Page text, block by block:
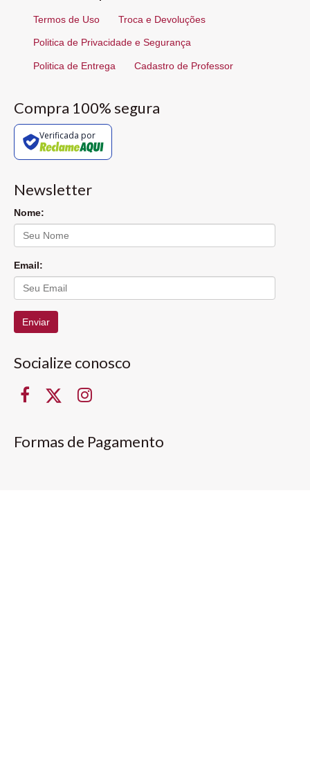
Termos de Uso Troca e Devoluções
Politica de Privacidade e Segurança
Politica de Entrega Cadastro de Professor
Compra 100% segura
Verificada por
Newsletter
Nome:
Email:
Enviar
Socialize conosco
Formas de Pagamento